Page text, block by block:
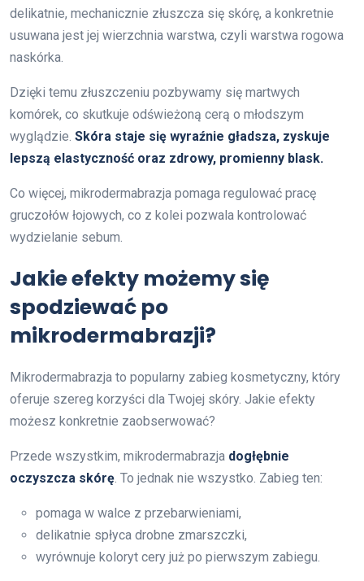
delikatnie, mechanicznie złuszcza się skórę, a konkretnie
usuwana jest jej wierzchnia warstwa, czyli warstwa rogowa
naskórka.
Dzięki temu złuszczeniu pozbywamy się martwych
komórek, co skutkuje odświeżoną cerą o młodszym
wyglądzie. Skóra staje się wyraźnie gładsza, zyskuje
lepszą elastyczność oraz zdrowy, promienny blask.
Co więcej, mikrodermabrazja pomaga regulować pracę
gruczołów łojowych, co z kolei pozwala kontrolować
wydzielanie sebum.
Jakie efekty możemy się
spodziewać po
mikrodermabrazji?
Mikrodermabrazja to popularny zabieg kosmetyczny, który
oferuje szereg korzyści dla Twojej skóry. Jakie efekty
możesz konkretnie zaobserwować?
Przede wszystkim, mikrodermabrazja dogłębnie
oczyszcza skórę. To jednak nie wszystko. Zabieg ten:
pomaga w walce z przebarwieniami,
delikatnie spłyca drobne zmarszczki,
wyrównuje koloryt cery już po pierwszym zabiegu.